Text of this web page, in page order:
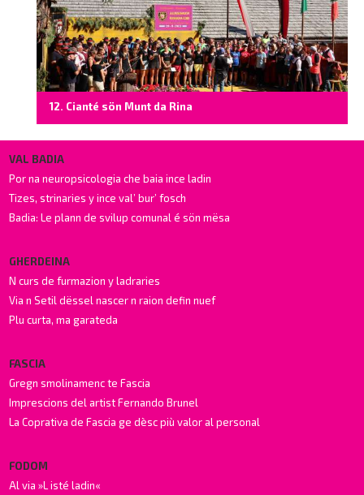
12. Cianté sön Munt da Rina
VAL BADIA
Por na neuropsicologia che baia ince ladin
Tizes, strinaries y ince val’ bur’ fosch
Badia: Le plann de svilup comunal é sön mësa
GHERDEINA
N curs de furmazion y ladraries
Via n Setil dëssel nascer n raion defin nuef
Plu curta, ma garateda
FASCIA
Gregn smolinamenc te Fascia
Imprescions del artist Fernando Brunel
La Coprativa de Fascia ge dèsc più valor al personal
FODOM
Al via »L isté ladin«